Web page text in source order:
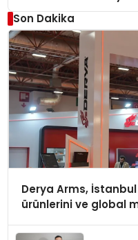
Son Dakika
Derya Arms,
ürünlerini ve global